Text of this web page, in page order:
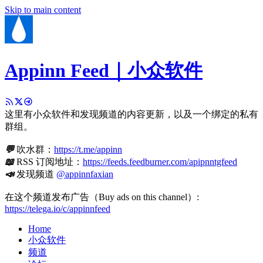
Skip to main content
Appinn Feed｜小众软件
这里有小众软件和发现频道的内容更新，以及一个绑定的私有
群组。
💬吹水群： https://t.me/appinn
📖RSS 订阅地址： https://feeds.feedburner.com/apipnntgfeed
📣发现频道 @appinnfaxian
在这个频道发布广告（Buy ads on this channel）:
https://telega.io/c/appinnfeed
Home
小众软件
频道